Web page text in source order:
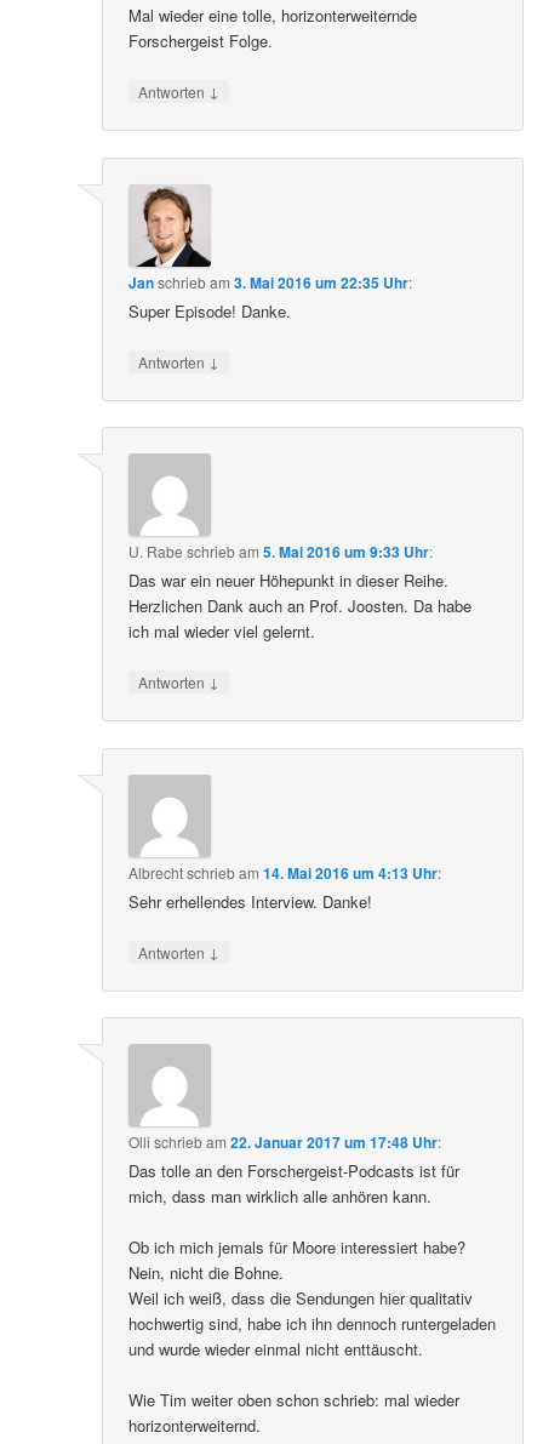
Mal wieder eine tolle, horizonterweiternde
Forschergeist Folge.
Antworten ↓
Janschriebam3. Mai 2016 um 22:35 Uhr:
Super Episode! Danke.
Antworten ↓
U. Rabe schriebam5. Mai 2016 um 9:33 Uhr:
Das war ein neuer Höhepunkt in dieser Reihe.
Herzlichen Dank auch an Prof. Joosten. Da habe
ich mal wieder viel gelernt.
Antworten ↓
Albrechtschriebam14. Mai 2016 um 4:13 Uhr:
Sehr erhellendes Interview. Danke!
Antworten ↓
Olli schriebam22. Januar 2017 um 17:48 Uhr:
Das tolle an den Forschergeist-Podcasts ist für
mich, dass man wirklich alle anhören kann.
Ob ich mich jemals für Moore interessiert habe?
Nein, nicht die Bohne.
Weil ich weiß, dass die Sendungen hier qualitativ
hochwertig sind, habe ich ihn dennoch runtergeladen
und wurde wieder einmal nicht enttäuscht.
Wie Tim weiter oben schon schrieb: mal wieder
horizonterweiternd.